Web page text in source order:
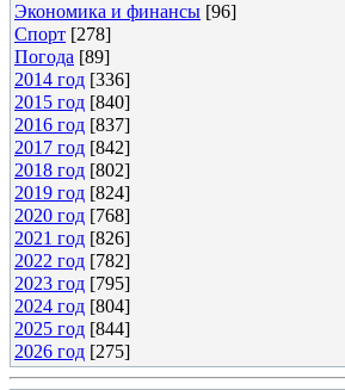
Экономика и финансы [96]
Спорт [278]
Погода [89]
2014 год [336]
2015 год [840]
2016 год [837]
2017 год [842]
2018 год [802]
2019 год [824]
2020 год [768]
2021 год [826]
2022 год [782]
2023 год [795]
2024 год [804]
2025 год [844]
2026 год [275]